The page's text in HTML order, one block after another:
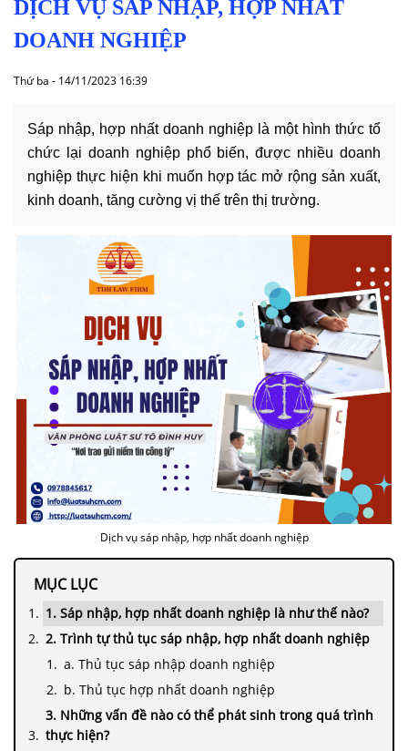
VỤ
BẢN
THỦ
TỤC
LIÊN
DỊCH VỤ SÁP NHẬP, HỢP NHẤT
DOANH NGHIỆP
Thứ ba - 14/11/2023 16:39
Sáp nhập, hợp nhất doanh nghiệp là một hình thức tổ
chức lại doanh nghiệp phổ biến, được nhiều doanh
nghiệp thực hiện khi muốn hợp tác mở rộng sản xuất,
kinh doanh, tăng cường vị thế trên thị trường.
Dịch vụ sáp nhập, hợp nhất doanh nghiệp
MỤC LỤC
1. Sáp nhập, hợp nhất doanh nghiệp là như thế nào?
2. Trình tự thủ tục sáp nhập, hợp nhất doanh nghiệp
a. Thủ tục sáp nhập doanh nghiệp
b. Thủ tục hợp nhất doanh nghiệp
3. Những vấn đề nào có thể phát sinh trong quá trình
thực hiện?